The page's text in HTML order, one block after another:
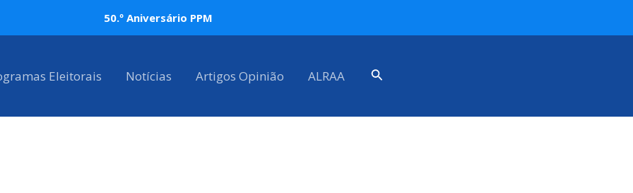
50.º Aniversário PPM
Eleitorais Notícias Artigos Opinião ALRAA Search